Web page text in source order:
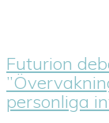
Futurion
personliga